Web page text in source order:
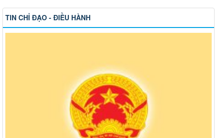
TIN CHỈ ĐẠO - ĐIỀU HÀNH